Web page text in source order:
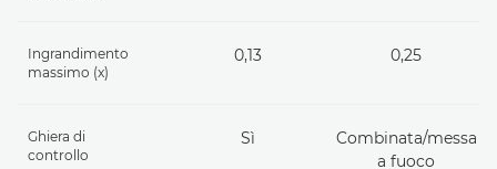
Ingrandimento
massimo (x)
0,13 0,25
Ghiera di
controllo
Sì
Combinata/messa
a fuoco